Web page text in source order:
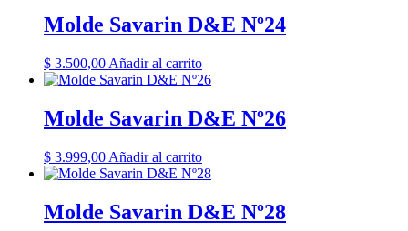
Molde Savarin D&E Nº24
$ 3.500,00 Añadir al carrito
Molde Savarin D&E Nº26
$ 3.999,00 Añadir al carrito
Molde Savarin D&E Nº28